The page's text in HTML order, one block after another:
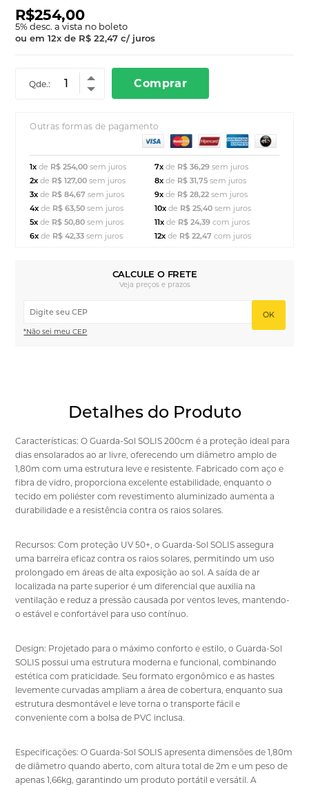
R$254,00
5% desc. a vista no boleto
ou em12x de R$ 22,47 c/ juros
Qde.: Comprar
Outras formas de pagamento
1xde R$ 254,00 sem juros
2xde R$ 127,00 sem juros
3xde R$ 84,67 sem juros
4xde R$ 63,50 sem juros
5xde R$ 50,80 sem juros
6xde R$ 42,33 sem juros
7x de R$ 36,29sem juros
8x de R$ 31,75sem juros
9x de R$ 28,22sem juros
10x de R$ 25,40sem juros
11x de R$ 24,39com juros
12x de R$ 22,47com juros
CALCULE O FRETE
Veja preços e prazos
OK
*Não sei meu CEP
Detalhes do Produto
Características: O Guarda-Sol SOLIS 200cm é a proteção ideal para
dias ensolarados ao ar livre, oferecendo um diâmetro amplo de
1,80m com uma estrutura leve e resistente. Fabricado com aço e
fibra de vidro, proporciona excelente estabilidade, enquanto o
tecido em poliéster com revestimento aluminizado aumenta a
durabilidade e a resistência contra os raios solares.
Recursos: Com proteção UV 50+, o Guarda-Sol SOLIS assegura
uma barreira eficaz contra os raios solares, permitindo um uso
prolongado em áreas de alta exposição ao sol. A saída de ar
localizada na parte superior é um diferencial que auxilia na
ventilação e reduz a pressão causada por ventos leves, mantendo-
o estável e confortável para uso contínuo.
Design: Projetado para o máximo conforto e estilo, o Guarda-Sol
SOLIS possui uma estrutura moderna e funcional, combinando
estética com praticidade. Seu formato ergonômico e as hastes
levemente curvadas ampliam a área de cobertura, enquanto sua
estrutura desmontável e leve torna o transporte fácil e
conveniente com a bolsa de PVC inclusa.
Especificações: O Guarda-Sol SOLIS apresenta dimensões de 1,80m
de diâmetro quando aberto, com altura total de 2m e um peso de
apenas 1,66kg, garantindo um produto portátil e versátil. A